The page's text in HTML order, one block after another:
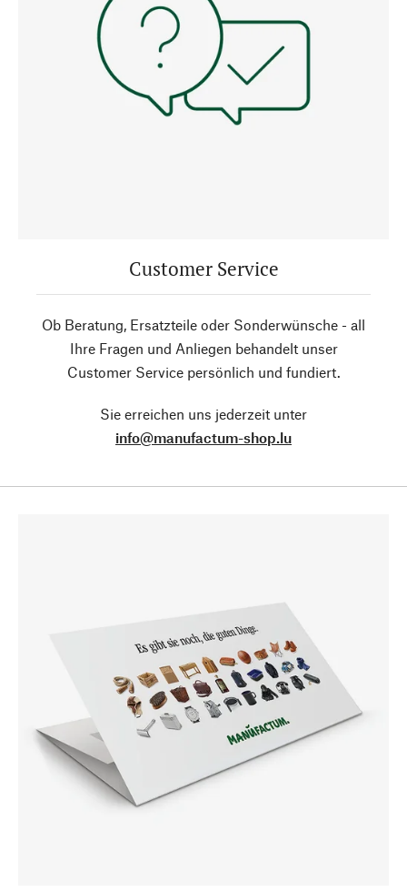
Customer Service
Ob Beratung, Ersatzteile oder Sonderwünsche - all
Ihre Fragen und Anliegen behandelt unser
Customer Service persönlich und fundiert.
Sie erreichen uns jederzeit unter
info@manufactum-shop.lu